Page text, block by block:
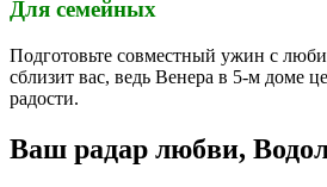
Для семейных
Подготовьте совместный ужин с
сблизит вас, ведь Венера в 5-м доме
радости.
Ваш радар любви,